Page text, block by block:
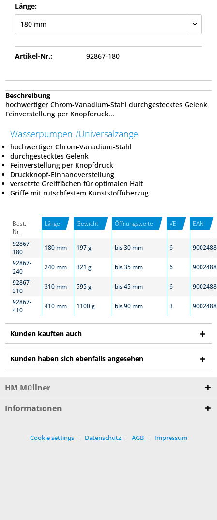
Länge:
Artikel-Nr.: 92867-180
Beschreibung
hochwertiger Chrom-Vanadium-Stahl durchgestecktes Gelenk
Feinverstellung per Knopfdruck...
Wasserpumpen-/Universalzange
hochwertiger Chrom-Vanadium-Stahl
durchgestecktes Gelenk
Feinverstellung per Knopfdruck
Druckknopf-Einhandverstellung
versetzte Greifflächen für optimalen Halt
Griffe mit rutschfestem Kunststoffüberzug
Best.-
Nr.
Länge Gewicht Öffnungsweite VE EAN
92867-
180
180 mm 197 g bis 30 mm 6
92867-
240
240 mm 321 g bis 35 mm 6
92867-
310
310 mm 595 g bis 45 mm 6
92867-
410
410 mm 1100 g bis 90 mm 3
Kunden kauften auch
Kunden haben sich ebenfalls angesehen
HM Müllner
Informationen
Cookie settings Datenschutz AGB Impressum